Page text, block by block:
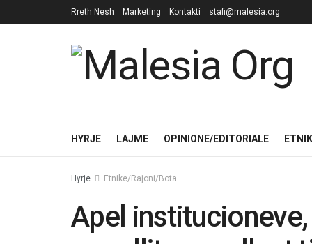
Rreth Nesh Marketing Kontakti stafi@malesia.org
HYRJE LAJME OPINIONE/EDITORIALE
Hyrje Etnike/Rajoni/Bota
Apel